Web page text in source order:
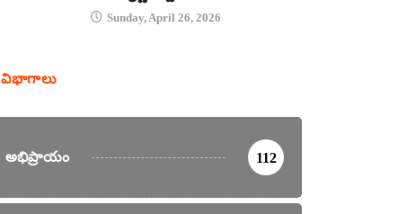
Sunday, April 26, 2026
విభాగాలు
అభిప్రాయం 112